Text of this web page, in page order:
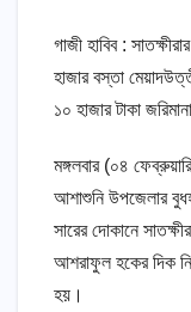
গাজী হাবিব :
হাজার বস্তা
১০ হাজার টাকা
মঙ্গলবার (০৪
আশাশুনি উপজেলার
সারের দোকানে
আশরাফুল হকের দিক
হয়।